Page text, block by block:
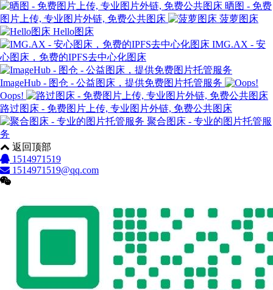
晒图 - 免费
图片上传, 专业图片外链, 免费公共图床
菠萝图床
Hello图床
IMG.AX - 安
心图床，免费的IPFS去中心化图床
ImageHub - 图仓 - 公益图床，提供免费图片托管服务
Oops!
路过图床 - 免费图片上传, 专业图片外链, 免费公共图床
聚合图床 - 专业的图片托管服
务
返回顶部
1514971519
1514971519@qq.com